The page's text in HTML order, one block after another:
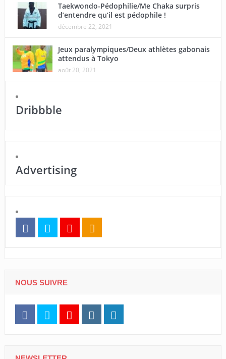
Taekwondo-Pédophilie/Me Chaka surpris
d’entendre qu’il est pédophile !
décembre 22, 2021
Jeux paralympiques/Deux athlètes gabonais
attendus à Tokyo
août 20, 2021
Dribbble
Advertising
NOUS SUIVRE